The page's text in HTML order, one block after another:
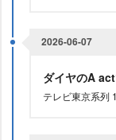
2026-06-07
ダイヤのA
テレビ東京系列